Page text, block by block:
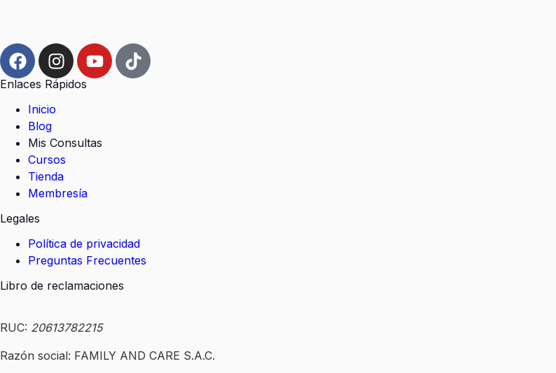
Enlaces Rápidos
Inicio
Blog
Mis Consultas
Cursos
Tienda
Membresía
Legales
Política de privacidad
Preguntas Frecuentes
Libro de reclamaciones
RUC: 20613782215
Razón social: FAMILY AND CARE S.A.C.